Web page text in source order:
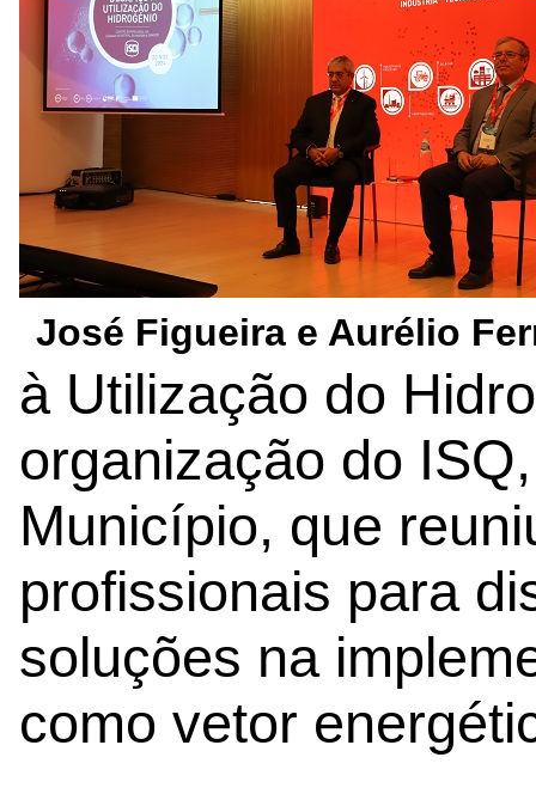
José Figueira e Aurélio
à Utilização do
organização do
Município, que
profissionais para
soluções na
como vetor